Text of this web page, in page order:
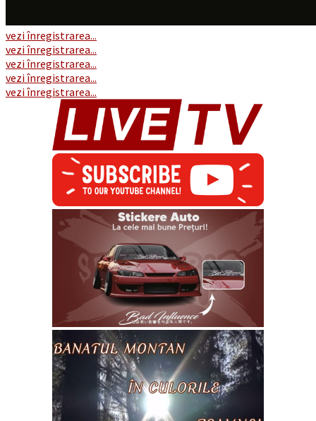
vezi înregistrarea...
vezi înregistrarea...
vezi înregistrarea...
vezi înregistrarea...
vezi înregistrarea...